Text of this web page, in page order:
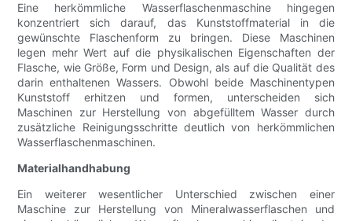
Eine herkömmliche Wasserflaschenmaschine hingegen
konzentriert sich darauf, das Kunststoffmaterial in die
gewünschte Flaschenform zu bringen. Diese Maschinen
legen mehr Wert auf die physikalischen Eigenschaften der
Flasche, wie Größe, Form und Design, als auf die Qualität des
darin enthaltenen Wassers. Obwohl beide Maschinentypen
Kunststoff erhitzen und formen, unterscheiden sich
Maschinen zur Herstellung von abgefülltem Wasser durch
zusätzliche Reinigungsschritte deutlich von herkömmlichen
Wasserflaschenmaschinen.
Materialhandhabung
Ein weiterer wesentlicher Unterschied zwischen einer
Maschine zur Herstellung von Mineralwasserflaschen und